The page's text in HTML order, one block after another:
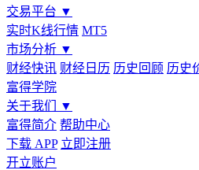
交易平台 ▼
实时K线行情 MT5
市场分析 ▼
财经快讯 财经日历 历史回顾 历史
富得学院
关于我们
▼
富得简介 帮助中心
下载 APP 立即注册
开立账户